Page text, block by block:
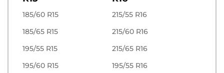
185/60 R15
185/65 R15
195/55 R15
195/60 R15
215/55 R16
215/60 R16
215/65 R16
195/55 R16